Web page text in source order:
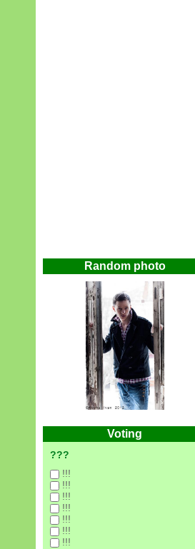
Random photo
Voting
???
!!!
!!!
!!!
!!!
!!!
!!!
!!!